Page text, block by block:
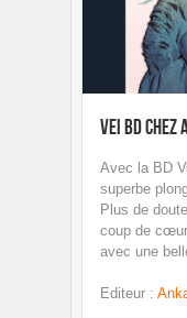
Vei BD chez
Avec la BD
superbe
Plus de
coup de
avec une
Editeur :